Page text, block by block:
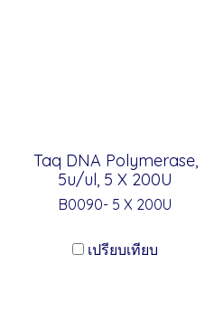
Taq DNA Polymerase,
5u/ul, 5 X 200U
B0090- 5 X 200U
เปรียบเทียบ